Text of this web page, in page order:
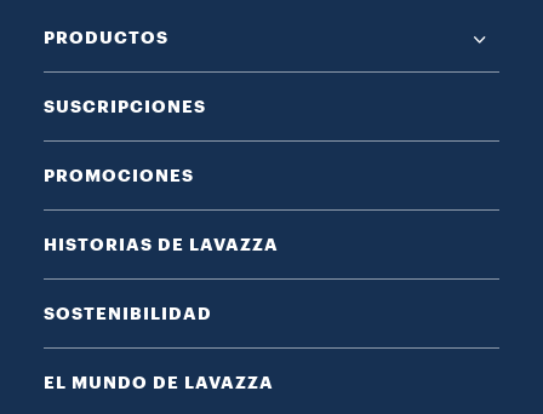
PRODUCTOS
SUSCRIPCIONES
PROMOCIONES
HISTORIAS DE LAVAZZA
SOSTENIBILIDAD
EL MUNDO DE LAVAZZA